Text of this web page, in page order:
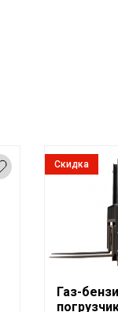
Скидка
Газ-